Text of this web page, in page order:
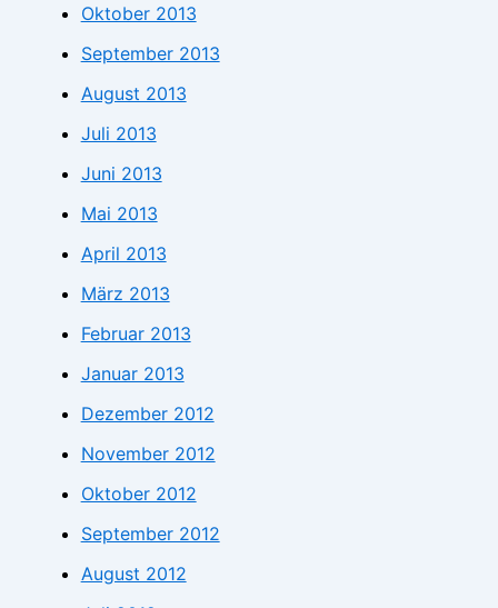
Oktober 2013
September 2013
August 2013
Juli 2013
Juni 2013
Mai 2013
April 2013
März 2013
Februar 2013
Januar 2013
Dezember 2012
November 2012
Oktober 2012
September 2012
August 2012